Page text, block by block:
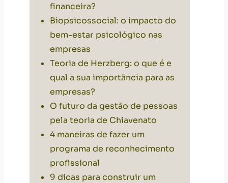
financeira?
Biopsicossocial: o impacto do
bem-estar psicológico nas
empresas
Teoria de Herzberg: o que é e
qual a sua importância para as
empresas?
O futuro da gestão de pessoas
pela teoria de Chiavenato
4 maneiras de fazer um
programa de reconhecimento
profissional
9 dicas para construir um